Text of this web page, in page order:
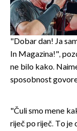
"Dobar dan! Ja
In Magazina!",
ne bilo kako.
sposobnost
"Čuli smo mene
riječ po riječ. To